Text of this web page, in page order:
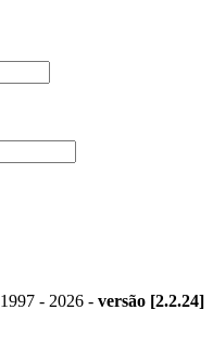
1997 - 2026 - versão [2.2.24]